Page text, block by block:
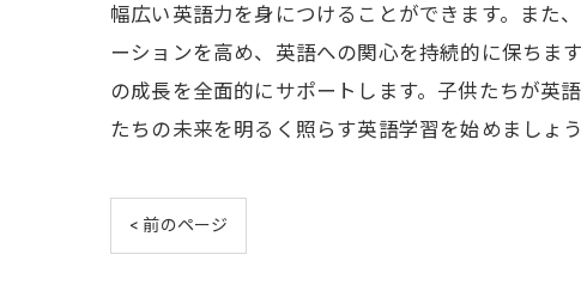
幅広い英語力を身につけることができます。また
ーションを高め、英語への関心を持続的に保ちま
の成長を全面的にサポートします。子供たちが英
たちの未来を明るく照らす英語学習を始めましょう
< 前のページ